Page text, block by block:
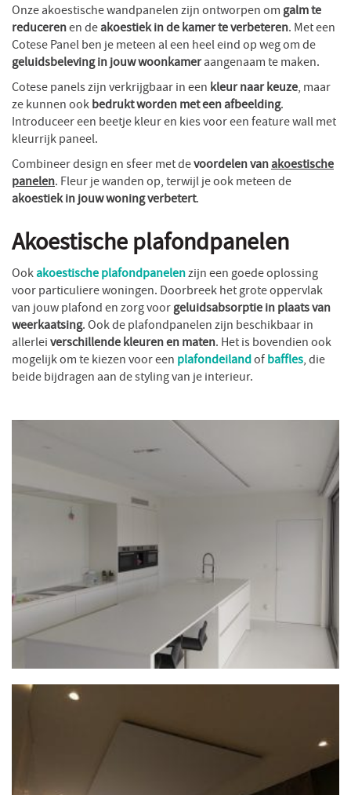
Onze akoestische wandpanelen zijn ontworpen omgalm te
reducerenen deakoestiek in de kamer te verbeteren. Met een
Cotese Panel ben je meteen al een heel eind op weg om de
geluidsbeleving in jouw woonkameraangenaam te maken.
Cotese panels zijn verkrijgbaar in een kleur naar keuze, maar
ze kunnen ookbedrukt worden met een afbeelding.
Introduceer een beetje kleur en kies voor een feature wall met
kleurrijk paneel.
Combineer design en sfeer met devoordelen vanakoestische
panelen. Fleur je wanden op, terwijl je ook meteen de
akoestiek in jouw woning verbetert.
Akoestische plafondpanelen
Ookakoestische plafondpanelenzijn een goede oplossing
voor particuliere woningen. Doorbreek het grote oppervlak
van jouw plafond en zorg voorgeluidsabsorptie in plaats van
weerkaatsing. Ook de plafondpanelen zijn beschikbaar in
allerleiverschillende kleuren en maten. Het is bovendien ook
mogelijk om te kiezen voor een plafondeilandofbaffles, die
beide bijdragen aan de styling van je interieur.